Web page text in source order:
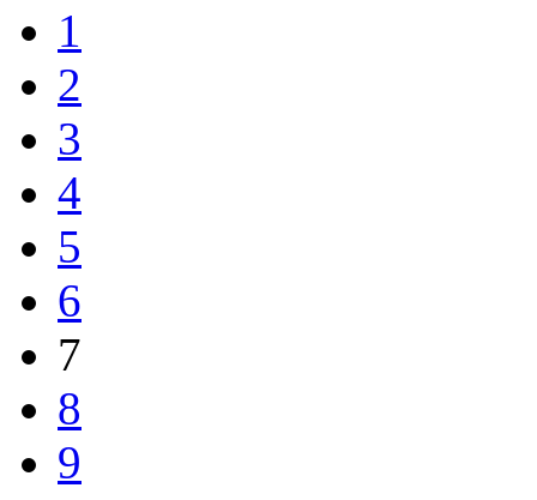
1
2
3
4
5
6
7
8
9